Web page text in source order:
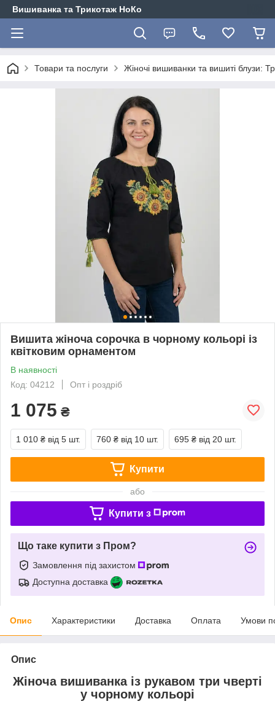
Вишиванка та Трикотаж НоКо
Товари та послуги Жіночі вишиванки та вишиті блузи:
Вишита жіноча сорочка в чорному кольорі із
квітковим орнаментом
В наявності
Код: 04212
Опт і роздріб
1 075 ₴
1 010 ₴ від 5 шт. 760 ₴ від 10 шт. 695 ₴ від 20 шт.
Купити
або
Купити з
Що таке купити з Пром?
Замовлення під захистом
Доступна доставка
Опис Характеристики Доставка Оплата Умови
Опис
Жіноча вишиванка із рукавом три чверті
у чорному кольорі